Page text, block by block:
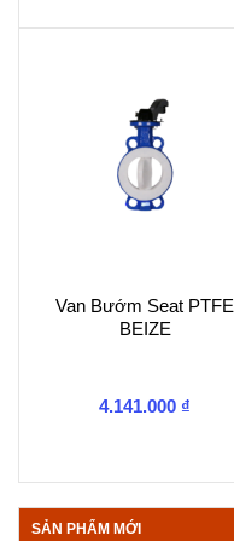
Van Bướm Seat PTFE
BEIZE
4.141.000 ₫
SẢN PHẨM MỚI